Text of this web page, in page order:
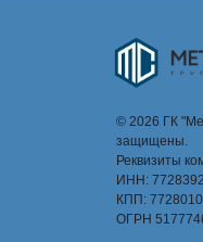
© 2026 ГК
защищены.
Реквизиты
ИНН:
КПП:
ОГРН